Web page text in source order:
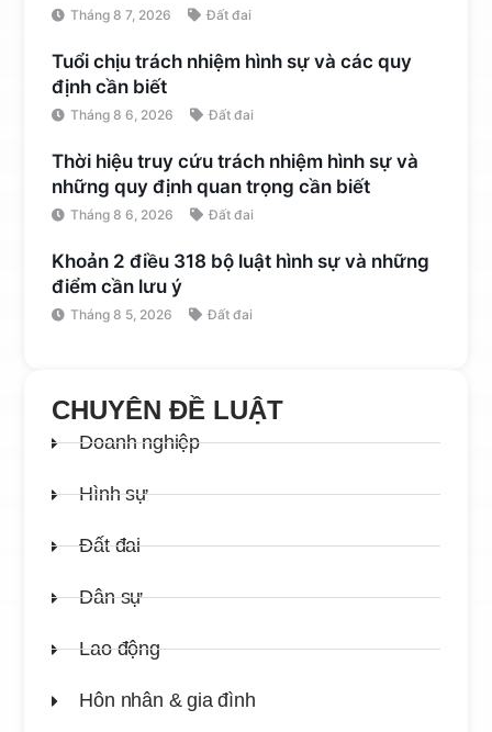
Tháng 8 7, 2026 Đất đai
Tuổi chịu trách nhiệm hình sự và các quy
định cần biết
Tháng 8 6, 2026 Đất đai
Thời hiệu truy cứu trách nhiệm hình sự và
những quy định quan trọng cần biết
Tháng 8 6, 2026 Đất đai
Khoản 2 điều 318 bộ luật hình sự và những
điểm cần lưu ý
Tháng 8 5, 2026 Đất đai
CHUYÊN ĐỀ LUẬT
Doanh nghiệp
Hình sự
Đất đai
Dân sự
Lao động
Hôn nhân & gia đình